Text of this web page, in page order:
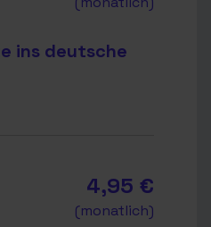
ins deutsche
4,95 €
(monatlich)